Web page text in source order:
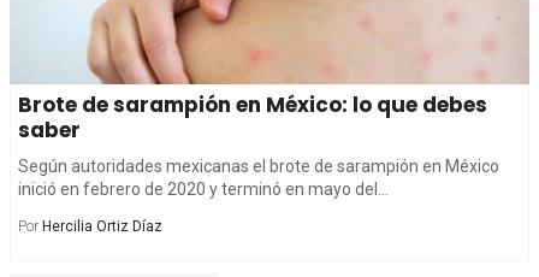
Brote de sarampión en México: lo que debes
saber
Según autoridades mexicanas el brote de sarampión en México
inició en febrero de 2020 y terminó en mayo del...
Por Hercilia Ortiz Díaz